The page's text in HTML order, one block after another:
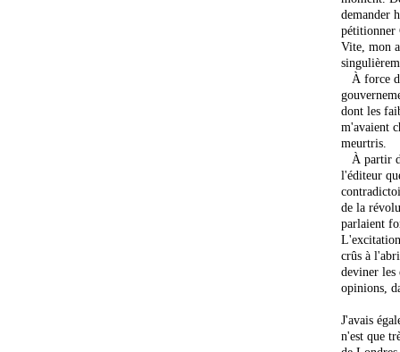
demander
pétitionner
Vite, mon
À force
dont les
m'avaient
meurtris.
À partir
l'éditeur
de la
parlaient
crûs à
deviner les
opinions,
J'avais
n'est que